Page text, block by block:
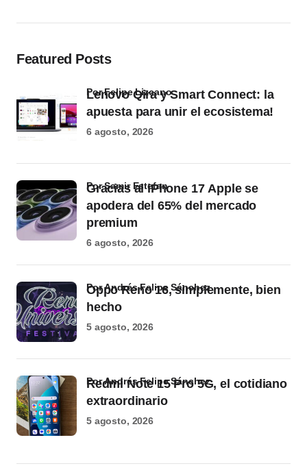
Featured Posts
Lenovo Qira y Smart Connect: la
apuesta para unir el ecosistema!
por Felipe Lizcano
6 agosto, 2026
Gracias al iPhone 17 Apple se
apodera del 65% del mercado
premium
por Samir Estefan
6 agosto, 2026
Oppo Reno 16, simplemente, bien
hecho
por Andrés Felipe Sánchez
5 agosto, 2026
Redmi Note 15 Pro 5G, el cotidiano
extraordinario
por Andrés Felipe Sánchez
5 agosto, 2026